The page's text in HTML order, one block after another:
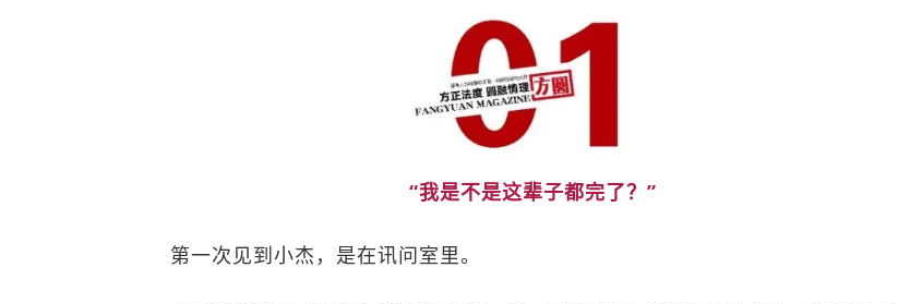
“我是不是这辈子都完了？”
第一次见到小杰，是在讯问室里。